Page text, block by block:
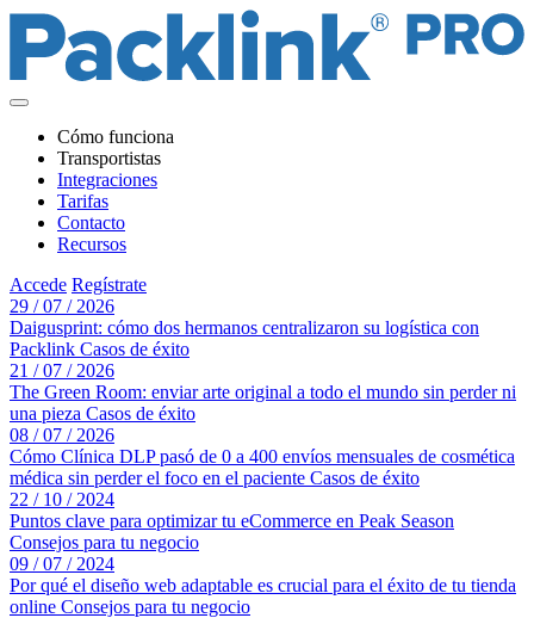
Cómo funciona
Transportistas
Integraciones
Tarifas
Contacto
Recursos
Accede Regístrate
29 / 07 / 2026
Daigusprint: cómo dos hermanos centralizaron su logística con
Packlink Casos de éxito
21 / 07 / 2026
The Green Room: enviar arte original a todo el mundo sin perder ni
una pieza Casos de éxito
08 / 07 / 2026
Cómo Clínica DLP pasó de 0 a 400 envíos mensuales de cosmética
médica sin perder el foco en el paciente Casos de éxito
22 / 10 / 2024
Puntos clave para optimizar tu eCommerce en Peak Season
Consejos para tu negocio
09 / 07 / 2024
Por qué el diseño web adaptable es crucial para el éxito de tu tienda
online Consejos para tu negocio